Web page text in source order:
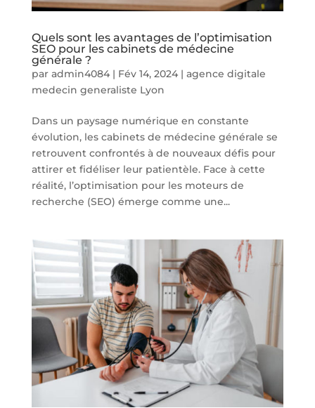
Quels sont les avantages de l’optimisation
SEO pour les cabinets de médecine
générale ?
par admin4084| Fév 14, 2024| agence digitale
medecin generaliste Lyon
Dans un paysage numérique en constante
évolution, les cabinets de médecine générale se
retrouvent confrontés à de nouveaux défis pour
attirer et fidéliser leur patientèle. Face à cette
réalité, l’optimisation pour les moteurs de
recherche (SEO) émerge comme une...